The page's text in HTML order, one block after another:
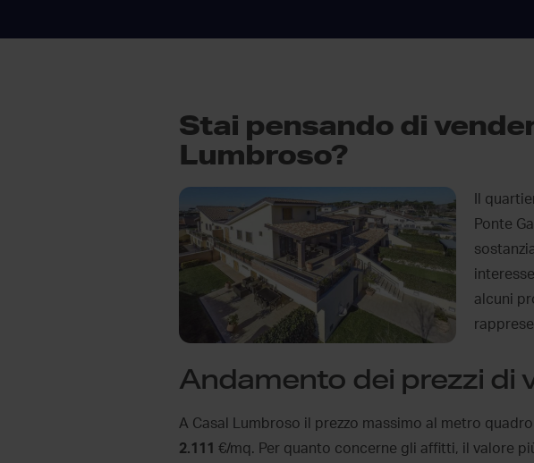
Stai pensando di
Lumbroso?
Il
Ponte
alcuni
Andamento dei prezzi di
A Casal Lumbroso il prezzo massimo al metro
2.111 €/mq. Per quanto concerne gli affitti, il valore